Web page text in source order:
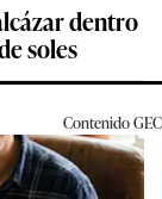
dentro
soles
ContenidoGEC